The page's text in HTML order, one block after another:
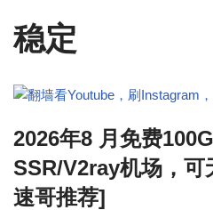
稳定
2026年8 月免费
SSR/V2ray机场，可
速哥推荐]